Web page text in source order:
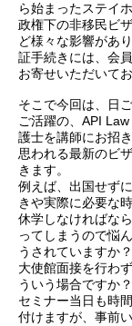
ら始まったステイ
政権下の非移民ビ
ど様々な影響があ
証手続きには、会
お寄せいただいてお
そこで今回は、日
ご活躍の、API
護士を講師にお招
思われる最新のビ
きます。
例えば、出国せず
きや実際に必要な
休学しなければな
ってしまうので悩
うされていますか
大使館面接を行わ
ういう場合ですか？
セミナー当日も時
付けますが、事前